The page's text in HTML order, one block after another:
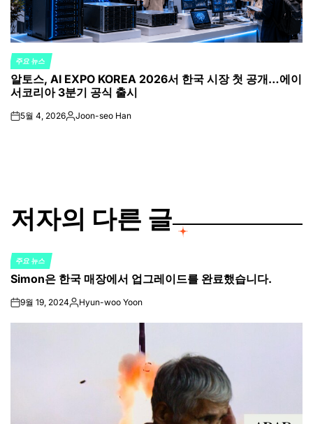
POSTED
IN
주요 뉴스
알토스, AI EXPO KOREA 2026서 한국 시장 첫 공개…에이
서코리아 3분기 공식 출시
on5월 4, 2026Posted
Joon-seo Han
저자의 다른 글
POSTED
IN
주요 뉴스
Simon은 한국 매장에서 업그레이드를 완료했습니다.
on9월 19, 2024Posted
Hyun-woo Yoon